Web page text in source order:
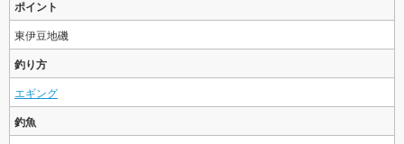
ポイント
東伊豆地磯
釣り方
エギング
釣魚